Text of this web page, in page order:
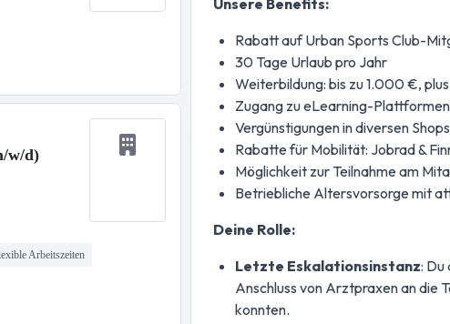
w/d)
Arbeitszeiten